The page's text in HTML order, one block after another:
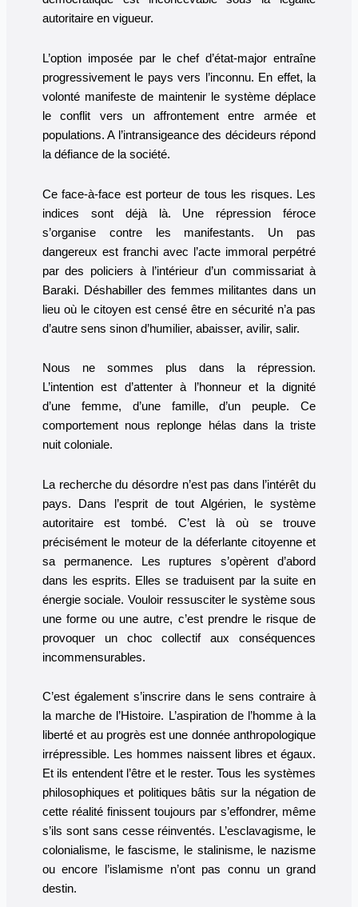
autoritaire en vigueur.
L’option imposée par le chef d’état-major entraîne
progressivement le pays vers l’inconnu. En effet, la
volonté manifeste de maintenir le système déplace
le conflit vers un affrontement entre armée et
populations. A l’intransigeance des décideurs répond
la défiance de la société.
Ce face-à-face est porteur de tous les risques. Les
indices sont déjà là. Une répression féroce
s’organise contre les manifestants. Un pas
dangereux est franchi avec l’acte immoral perpétré
par des policiers à l’intérieur d’un commissariat à
Baraki. Déshabiller des femmes militantes dans un
lieu où le citoyen est censé être en sécurité n’a pas
d’autre sens sinon d’humilier, abaisser, avilir, salir.
Nous ne sommes plus dans la répression.
L’intention est d’attenter à l’honneur et la dignité
d’une femme, d’une famille, d’un peuple. Ce
comportement nous replonge hélas dans la triste
nuit coloniale.
La recherche du désordre n’est pas dans l’intérêt du
pays. Dans l’esprit de tout Algérien, le système
autoritaire est tombé. C’est là où se trouve
précisément le moteur de la déferlante citoyenne et
sa permanence. Les ruptures s’opèrent d’abord
dans les esprits. Elles se traduisent par la suite en
énergie sociale. Vouloir ressusciter le système sous
une forme ou une autre, c’est prendre le risque de
provoquer un choc collectif aux conséquences
incommensurables.
C’est également s’inscrire dans le sens contraire à
la marche de l’Histoire. L’aspiration de l’homme à la
liberté et au progrès est une donnée anthropologique
irrépressible. Les hommes naissent libres et égaux.
Et ils entendent l’être et le rester. Tous les systèmes
philosophiques et politiques bâtis sur la négation de
cette réalité finissent toujours par s’effondrer, même
s’ils sont sans cesse réinventés. L’esclavagisme, le
colonialisme, le fascisme, le stalinisme, le nazisme
ou encore l’islamisme n’ont pas connu un grand
destin.